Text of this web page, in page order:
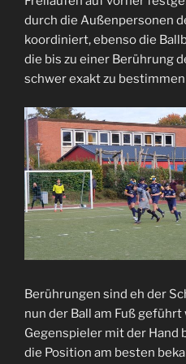
durch die Außenpersonen
koordiniert, ebenso die
die bis zu einer Berührung
schwer exakt zu
Berührungen sind eh der
nun der Ball am Fuß
Gegenspieler mit der Hand
die Position am besten